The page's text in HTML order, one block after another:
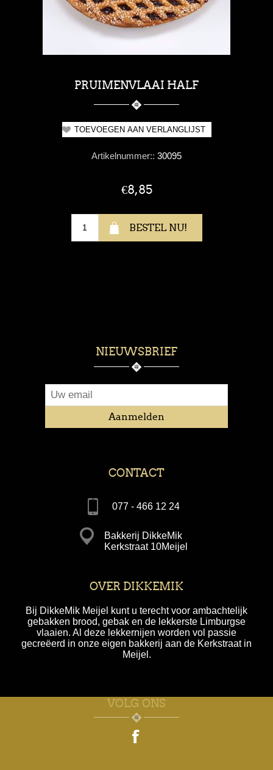
PRUIMENVLAAI HALF
Artikelnummer:: 30095
€8,85
NIEUWSBRIEF
CONTACT
077 - 466 12 24
Bakkerij DikkeMik
Kerkstraat 10Meijel
OVER DIKKEMIK
Bij DikkeMik Meijel kunt u terecht voor ambachtelijk
gebakken brood, gebak en de lekkerste Limburgse
vlaaien. Al deze lekkernijen worden vol passie
gecreëerd in onze eigen bakkerij aan de Kerkstraat in
Meijel.
VOLG ONS